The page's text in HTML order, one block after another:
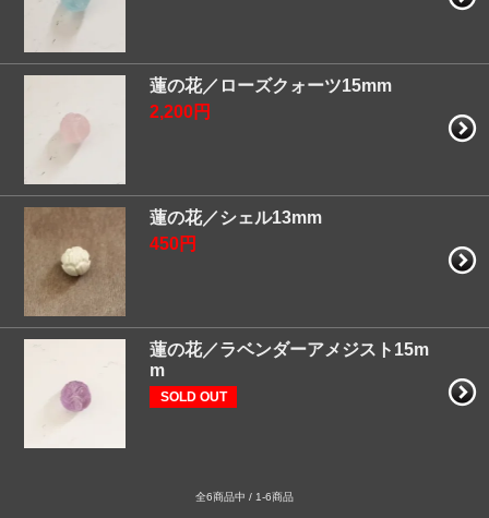
蓮の花／ローズクォーツ15mm
2,200円
蓮の花／シェル13mm
450円
蓮の花／ラベンダーアメジスト15m
m
SOLD OUT
全6商品中 / 1-6商品